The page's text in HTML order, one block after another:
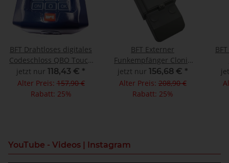
BFT Drahtloses digitales
Codeschloss QBO Touch
10 Kanal 433 MHz
jetzt nur 118,43 € *
Alter Preis:157,90 €
Rabatt: 25%
BFT Externer
Funkempfänger Clonix
2E 2 Kanal 433 MHz
jetzt nur 156,68 € *
Alter Preis:208,90 €
Rabatt: 25%
YouTube - Videos | Instagram